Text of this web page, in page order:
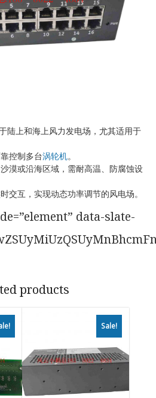
陆上和海上风力发电场，尤其适用于
控制多台涡轮机。
漠或沿海区域，需耐高温、防腐蚀设
交互，实现动态功率调节的风电场。
data-slate-
products
Sale!